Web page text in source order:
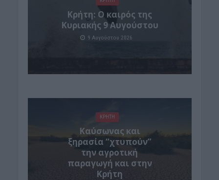
Κρήτη: Ο καιρός της
Κυριακής 9 Αυγούστου
9 Αυγούστου 2026
ΚΡΗΤΗ
Καύσωνας και
ξηρασία “χτυπούν”
την αγροτική
παραγωγή και στην
Κρήτη